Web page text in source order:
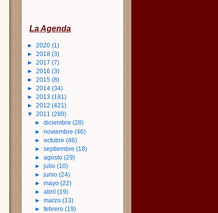
La Agenda
► 2020 (1)
► 2018 (3)
► 2017 (7)
► 2016 (3)
► 2015 (8)
► 2014 (34)
► 2013 (181)
► 2012 (421)
▼ 2011 (280)
► diciembre (28)
► noviembre (46)
► octubre (46)
► septiembre (18)
► agosto (29)
► julio (10)
► junio (24)
► mayo (22)
► abril (19)
► marzo (13)
► febrero (19)